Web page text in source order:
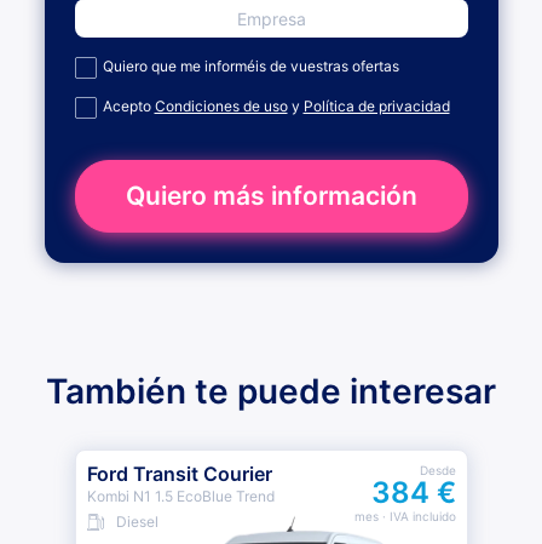
Empresa
Quiero que me informéis de vuestras ofertas
Acepto Condiciones de usoy Política de privacidad
Quiero más información
También te puede interesar
Ford Transit Courier
Kombi N1 1.5 EcoBlue Trend
Diesel
Desde
384 €
mes· IVA incluido